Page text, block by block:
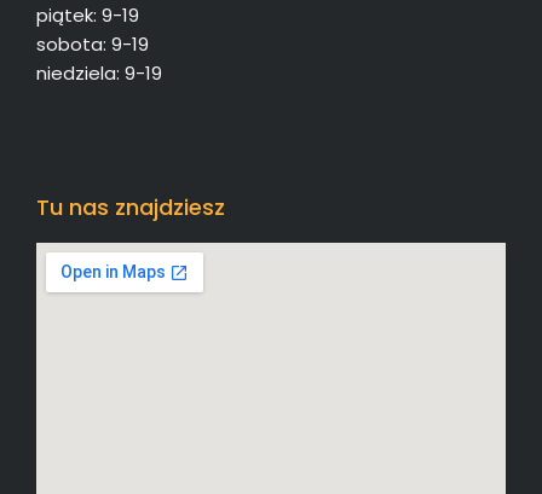
piątek: 9-19
sobota: 9-19
niedziela: 9-19
Tu nas znajdziesz